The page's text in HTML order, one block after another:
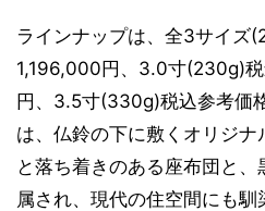
ラインナップは、全3サイズ
1,196,000円、3.0寸(230g)
円、3.5寸(330g)税込参考価
は、仏鈴の下に敷くオリジ
と落ち着きのある座布団と
属され、現代の住空間にも